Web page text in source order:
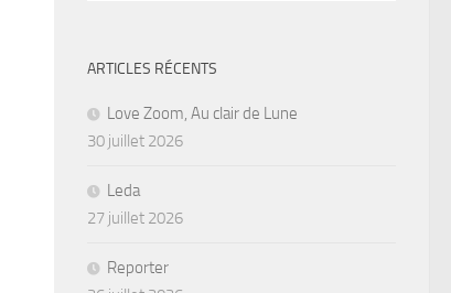
ARTICLES RÉCENTS
Love Zoom, Au clair de Lune
30 juillet 2026
Leda
27 juillet 2026
Reporter